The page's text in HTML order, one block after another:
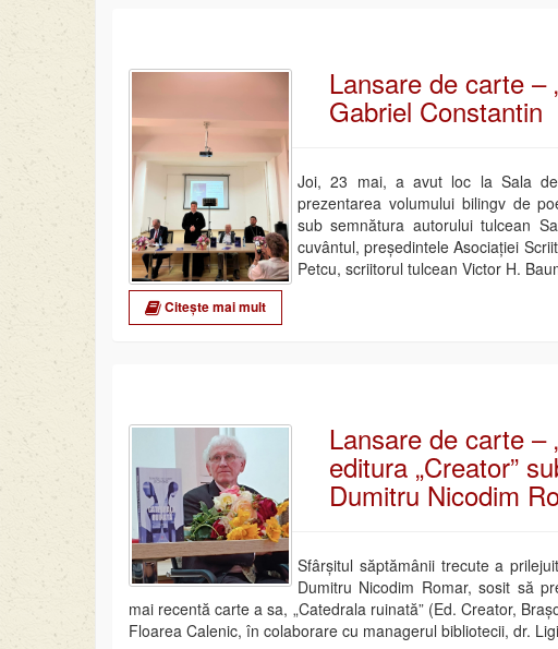
Lansare de carte –
Gabriel Constantin
Joi, 23 mai, a avut loc la Sala de
prezentarea volumului bilingv de
sub semnătura autorului tulcean
cuvântul, președintele Asociației
Petcu, scriitorul tulcean Victor H.
Citește mai mult
Lansare de carte –
editura „Creator”
Dumitru Nicodim
Sfârșitul săptămânii trecute a
Dumitru Nicodim Romar, sosit să
mai recentă carte a sa, „Catedrala ruinată” (Ed. Creator,
Floarea Calenic, în colaborare cu managerul bibliotecii, dr.